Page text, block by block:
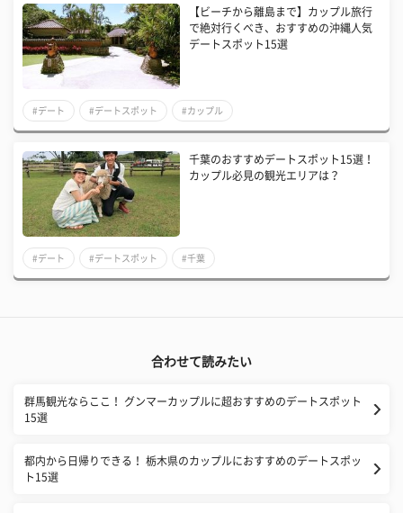
【ビーチから離島まで】カップル旅行
で絶対行くべき、おすすめの沖縄人気
デートスポット15選
#デート #デートスポット #カップル
千葉のおすすめデートスポット15選！
カップル必見の観光エリアは？
#デート #デートスポット #千葉
合わせて読みたい
群馬観光ならここ！ グンマーカップルに超おすすめのデートスポット
15選
都内から日帰りできる！ 栃木県のカップルにおすすめのデートスポッ
ト15選